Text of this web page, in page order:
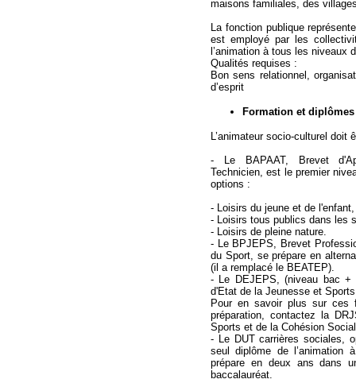
maisons familiales, des
La fonction publique
est employé par les
l’animation à tous les niveaux
Qualités requises :
Bon sens relationnel,
d’esprit
Formation et diplômes
L’animateur socio-culturel
- Le BAPAAT, Brevet
Technicien, est le premier
options :
- Loisirs du jeune et de l'enfant,
- Loisirs tous publics dans les
- Loisirs de pleine nature.
- Le BPJEPS, Brevet
du Sport, se prépare en
(il a remplacé le BEATEP).
- Le DEJEPS, (niveau bac
d'Etat de la Jeunesse et
Pour en savoir plus sur ces
préparation, contactez la
Sports et de la Cohésion
- Le DUT carrières sociales,
seul diplôme de l’animation
prépare en deux ans dans
baccalauréat.